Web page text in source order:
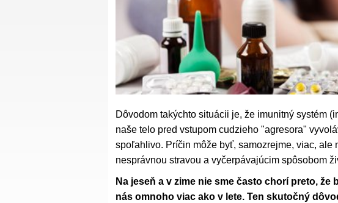
Dôvodom takýchto situácii je, že imunitný systém
naše telo pred vstupom cudzieho "agresora"
spoľahlivo. Príčin môže byť, samozrejme, viac,
nesprávnou stravou a vyčerpávajúcim spôsobom
Na jeseň a v zime nie sme často chorí preto,
nás omnoho viac ako v lete. Ten skutočný